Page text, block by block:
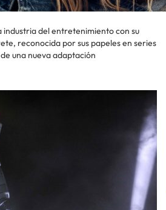
industria del entretenimiento con su
reconocida por sus papeles en series
una nueva adaptación